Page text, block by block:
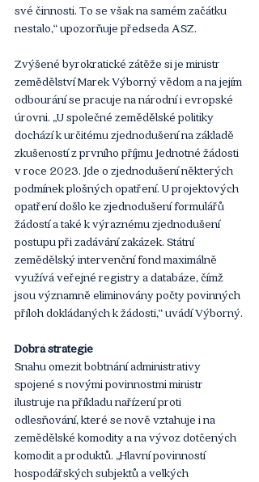
své činnosti. To se však na samém začátku
nestalo,“ upozorňuje předseda ASZ.
Zvýšené byrokratické zátěže si je ministr
zemědělství Marek Výborný vědom a na jejím
odbourání se pracuje na národní i evropské
úrovni. „U společné zemědělské politiky
dochází k určitému zjednodušení na základě
zkušeností z prvního příjmu Jednotné žádosti
v roce 2023. Jde o zjednodušení některých
podmínek plošných opatření. U projektových
opatření došlo ke zjednodušení formulářů
žádostí a také k výraznému zjednodušení
postupu při zadávání zakázek. Státní
zemědělský intervenční fond maximálně
využívá veřejné registry a databáze, čímž
jsou významně eliminovány počty povinných
příloh dokládaných k žádosti,“ uvádí Výborný.
Dobrá strategie
Snahu omezit bobtnání administrativy
spojené s novými povinnostmi ministr
ilustruje na příkladu nařízení proti
odlesňování, které se nově vztahuje i na
zemědělské komodity a na vývoz dotčených
komodit a produktů. „Hlavní povinností
hospodářských subjektů a velkých